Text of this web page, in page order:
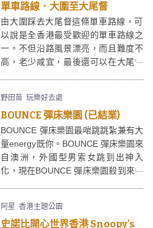
單車路線．大圍至大尾督
由大圍踩去大尾督這條單車路線，可
以說是全香港最受歡迎的單車路線之
一。不但沿路風景漂亮，而且難度不
高，老少咸宜，最後還可以在大尾督
野田苗 玩樂好去處
BOUNCE 彈床樂園 (已結業)
BOUNCE 彈床樂園最啱跳跳紮兼有大
量energy既你。BOUNCE 彈床樂園來
自澳洲，外國型男索女跳到出神入
化，現在BOUNCE 彈床樂園殺到來香
的音樂節拍，真係越jump越high！
阿星 香港主題公園
史諾比開心世界香港 Snoopy's